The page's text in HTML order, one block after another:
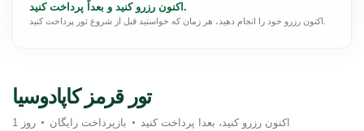
تور قرمز کاپادوسیا
1 روز بازپرداخت رایگان اکنون رزرو کنید، بعدا پرداخت کنید
اکنون رزرو کنید و بعداً پرداخت کنید.